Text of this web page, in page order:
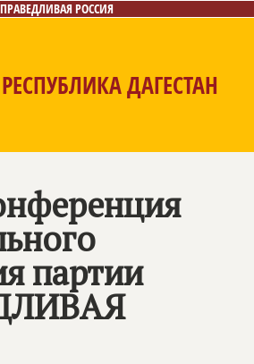
РОССИЯ
РЕСПУБЛИКА ДАГЕСТАН
Контакты
партии